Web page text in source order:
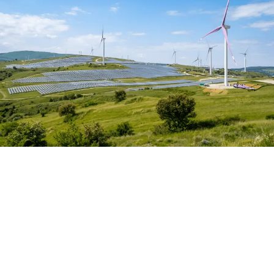
solar panel üretim altyapısıyla bu artan talebi
karşılayabilecek güçlü ülkeler arasında yer alıyor.
“Enerji dönüşümü artık bir tercih değil zorunluluk”
Çağdaş Cam CEO’su Serdar Raşit Pirinç, enerjide
ülkelerin kendi ihtiyaçlarını kendi üreterek kendi
kendine yetebilecek bir yapıya kavuşmasının artık bir
tercih değil zorunluluk haline geldiğini vurgulayarak şu
ifadeleri kullandı: